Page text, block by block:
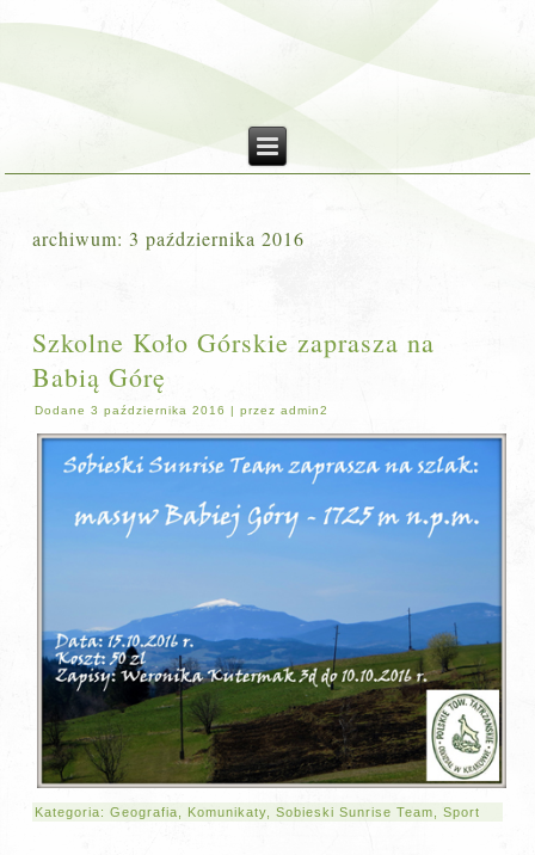
archiwum: 3 października 2016
Szkolne Koło Górskie zaprasza na
Babią Górę
Dodane 3 października 2016 |przez admin2
Kategoria:Geografia Komunikaty ,Sobieski Sunrise Team ,Sport